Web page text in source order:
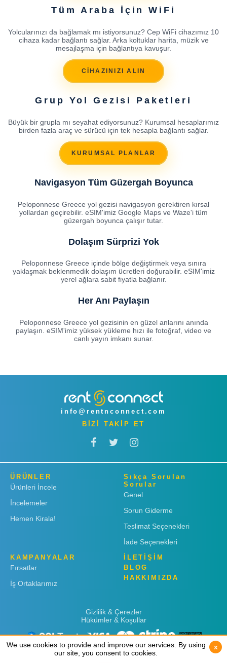
Tüm Araba İçin WiFi
Yolcularınızı da bağlamak mı istiyorsunuz? Cep WiFi cihazımız 10
cihaza kadar bağlantı sağlar. Arka koltuklar harita, müzik ve
mesajlaşma için bağlantıya kavuşur.
CİHAZINIZI ALIN
Grup Yol Gezisi Paketleri
Büyük bir grupla mı seyahat ediyorsunuz? Kurumsal hesaplarımız
birden fazla araç ve sürücü için tek hesapla bağlantı sağlar.
KURUMSAL PLANLAR
Navigasyon Tüm Güzergah Boyunca
Peloponnese Greece yol gezisi navigasyon gerektiren kırsal
yollardan geçirebilir. eSIM'imiz Google Maps ve Waze'i tüm
güzergah boyunca çalışır tutar.
Dolaşım Sürprizi Yok
Peloponnese Greece içinde bölge değiştirmek veya sınıra
yaklaşmak beklenmedik dolaşım ücretleri doğurabilir. eSIM'imiz
yerel ağlara sabit fiyatla bağlanır.
Her Anı Paylaşın
Peloponnese Greece yol gezisinin en güzel anlarını anında
paylaşın. eSIM'imiz yüksek yükleme hızı ile fotoğraf, video ve
canlı yayın imkanı sunar.
info@rentnconnect.com
BİZİ TAKİP ET
ÜRÜNLER
Ürünleri İncele
İncelemeler
Hemen Kirala!
Sıkça Sorulan
Sorular
Genel
Sorun Giderme
Teslimat Seçenekleri
İade Seçenekleri
KAMPANYALAR
Fırsatlar
İş Ortaklarımız
İLETİŞİM
BLOG
HAKKIMIZDA
Gizlilik & Çerezler
Hükümler & Koşullar
We use cookies to provide and improve our services. By using
our site, you consent to cookies.
x
We use cookies to provide and improve our services. By using
our site, you consent to cookies.
x